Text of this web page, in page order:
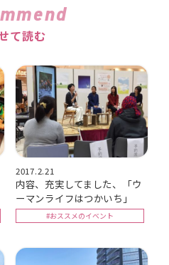
て読む
2017.2.21
内容、充実してました、「ウ
ーマンライフはつかいち」
#おススメのイベント